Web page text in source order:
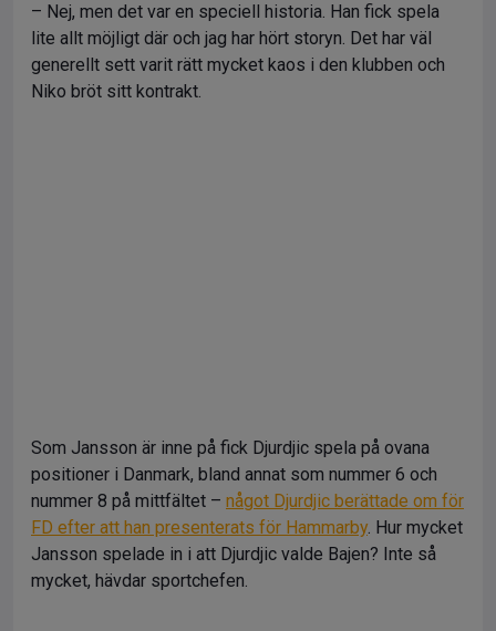
– Nej, men det var en speciell historia. Han fick spela
lite allt möjligt där och jag har hört storyn. Det har väl
generellt sett varit rätt mycket kaos i den klubben och
Niko bröt sitt kontrakt.
Som Jansson är inne på fick Djurdjic spela på ovana
positioner i Danmark, bland annat som nummer 6 och
nummer 8 på mittfältet – något Djurdjic berättade om för
FD efter att han presenterats för Hammarby. Hur mycket
Jansson spelade in i att Djurdjic valde Bajen? Inte så
mycket, hävdar sportchefen.